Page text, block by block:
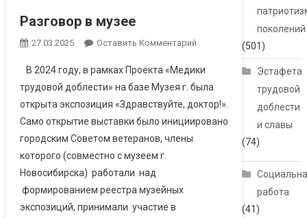
Разговор в музее
27.03.2025 Оставить Комментарий
В 2024 году, в рамках Проекта «Медики
трудовой доблести» на базе Музея г. была
открыта экспозиция «Здравствуйте, доктор!».
Само открытие выставки было инициировано
городским Советом ветеранов, члены
которого (совместно с музеем г.
Новосибирска) работали над
формированием реестра музейных
экспозиций, принимали участие в
поколений
(501)
Эстафета
трудовой
доблести
и славы
(74)
работа
(41)